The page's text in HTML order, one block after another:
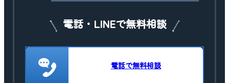
電話・LINEで無料相談
電話で無料相談